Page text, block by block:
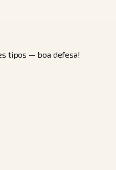
tipos — boa defesa!